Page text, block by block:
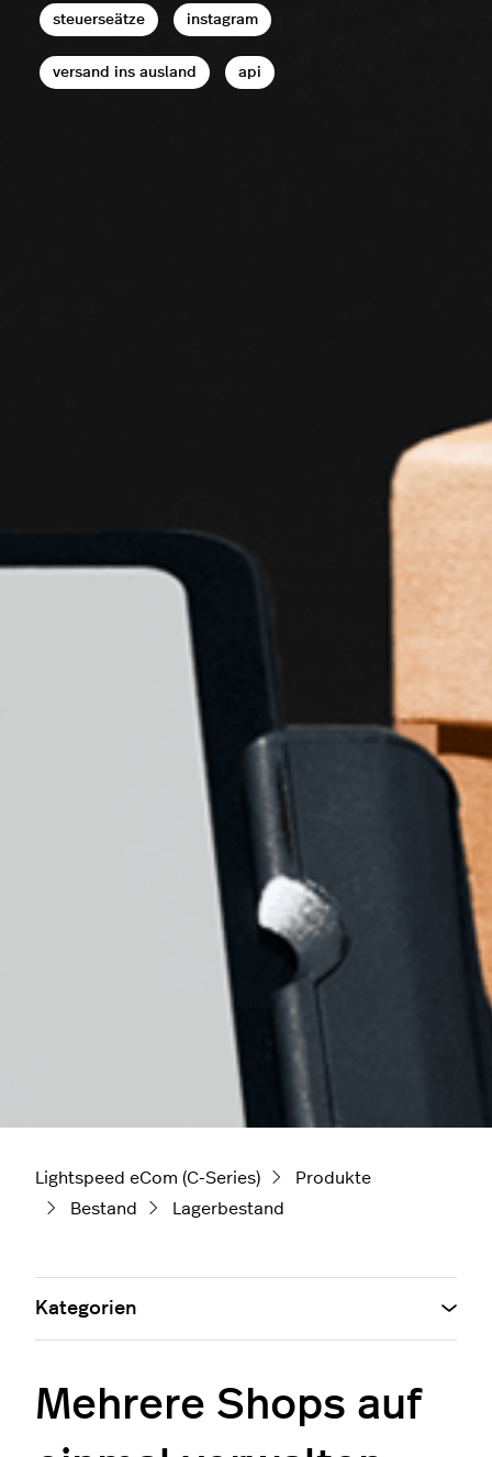
steuerseätze instagram
versand ins ausland api
Lightspeed eCom (C-Series)
Produkte
Bestand
Lagerbestand
Mehrere Shops auf
Kategorien